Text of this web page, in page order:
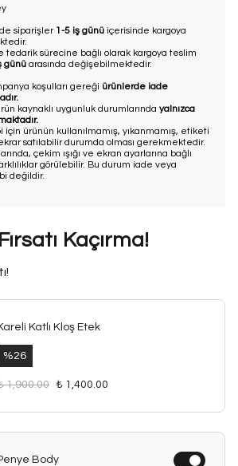
siparişler 1-5 iş günü içerisinde kargoya
tedarik sürecine bağlı olarak kargoya teslim
günü arasında değişebilmektedir.
koşulları gereği ürünlerde iade
kaynaklı uygunluk durumlarında yalnızca
ürünün kullanılmamış, yıkanmamış, etiketi
satılabilir durumda olması gerekmektedir.
çekim ışığı ve ekran ayarlarına bağlı
görülebilir. Bu durum iade veya
değildir.
Kaçırma!
Katlı Kloş Etek
%26
1,900.00 ₺ 1,400.00
Body